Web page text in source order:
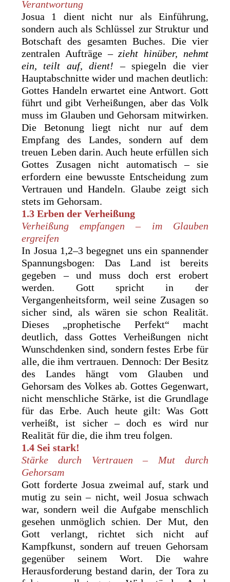
Verantwortung
Josua 1 dient nicht nur als Einführung,
sondern auch als Schlüssel zur Struktur und
Botschaft des gesamten Buches. Die vier
zentralen Aufträge –zieht hinüber, nehmt
ein, teilt auf, dient! – spiegeln die vier
Hauptabschnitte wider und machen deutlich:
Gottes Handeln erwartet eine Antwort. Gott
führt und gibt Verheißungen, aber das Volk
muss im Glauben und Gehorsam mitwirken.
Die Betonung liegt nicht nur auf dem
Empfang des Landes, sondern auf dem
treuen Leben darin. Auch heute erfüllen sich
Gottes Zusagen nicht automatisch – sie
erfordern eine bewusste Entscheidung zum
Vertrauen und Handeln. Glaube zeigt sich
stets im Gehorsam.
1.3 Erben der Verheißung
Verheißung empfangen – im Glauben
ergreifen
In Josua 1,2–3 begegnet uns ein spannender
Spannungsbogen: Das Land ist bereits
gegeben – und muss doch erst erobert
werden. Gott spricht in der
Vergangenheitsform, weil seine Zusagen so
sicher sind, als wären sie schon Realität.
Dieses „prophetische Perfekt“ macht
deutlich, dass Gottes Verheißungen nicht
Wunschdenken sind, sondern festes Erbe für
alle, die ihm vertrauen. Dennoch: Der Besitz
des Landes hängt vom Glauben und
Gehorsam des Volkes ab. Gottes Gegenwart,
nicht menschliche Stärke, ist die Grundlage
für das Erbe. Auch heute gilt: Was Gott
verheißt, ist sicher – doch es wird nur
Realität für die, die ihm treu folgen.
1.4 Sei stark!
Stärke durch Vertrauen – Mut durch
Gehorsam
Gott forderte Josua zweimal auf, stark und
mutig zu sein – nicht, weil Josua schwach
war, sondern weil die Aufgabe menschlich
gesehen unmöglich schien. Der Mut, den
Gott verlangt, richtet sich nicht auf
Kampfkunst, sondern auf treuen Gehorsam
gegenüber seinem Wort. Die wahre
Herausforderung bestand darin, der Tora zu